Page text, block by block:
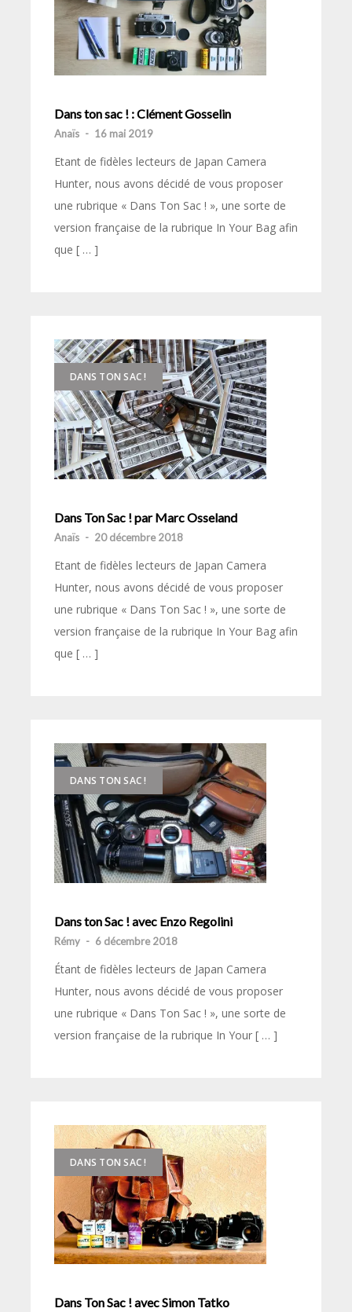
Dans ton sac ! : Clément Gosselin
Anaïs - 16 mai 2019
Etant de fidèles lecteurs de Japan Camera
Hunter, nous avons décidé de vous proposer
une rubrique « Dans Ton Sac ! », une sorte de
version française de la rubrique In Your Bag afin
que [ … ]
DANS TON SAC !
Dans Ton Sac ! par Marc Osseland
Anaïs - 20 décembre 2018
Etant de fidèles lecteurs de Japan Camera
Hunter, nous avons décidé de vous proposer
une rubrique « Dans Ton Sac ! », une sorte de
version française de la rubrique In Your Bag afin
que [ … ]
DANS TON SAC !
Dans ton Sac ! avec Enzo Regolini
Rémy - 6 décembre 2018
Étant de fidèles lecteurs de Japan Camera
Hunter, nous avons décidé de vous proposer
une rubrique « Dans Ton Sac ! », une sorte de
version française de la rubrique In Your [ … ]
DANS TON SAC !
Dans Ton Sac ! avec Simon Tatko